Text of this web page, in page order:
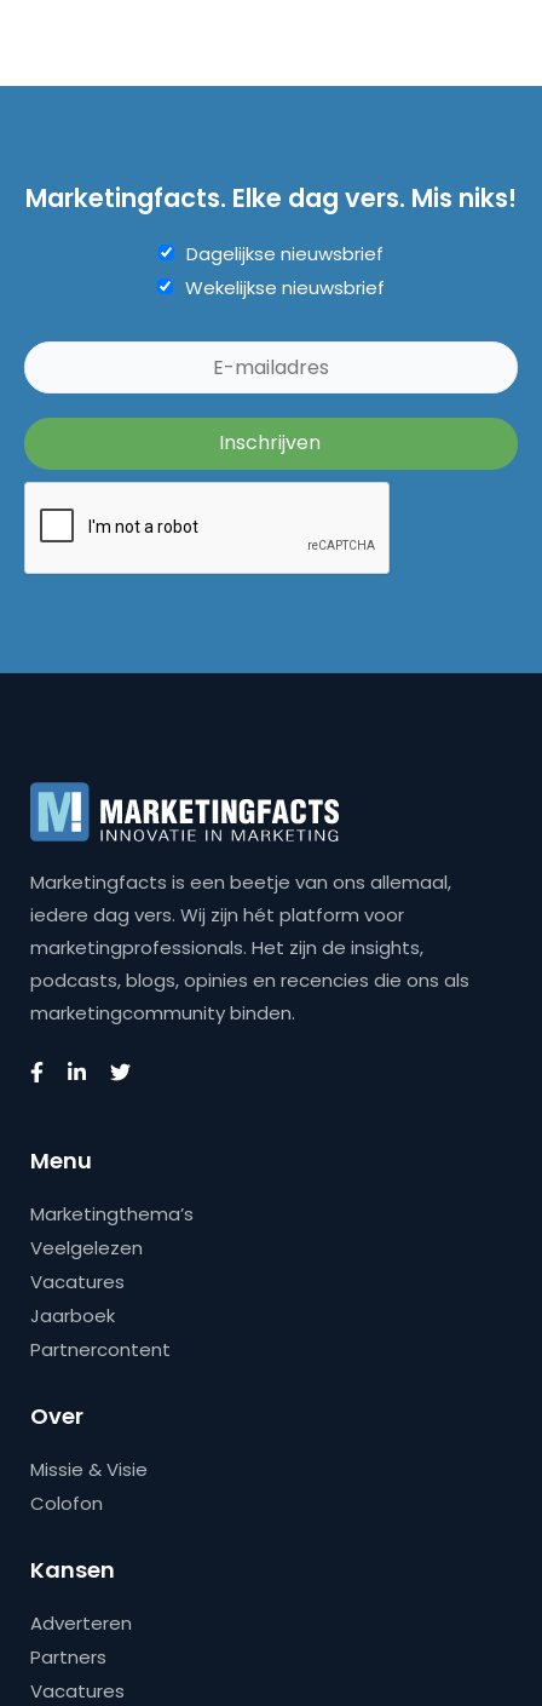
Marketingfacts. Elke dag vers. Mis niks!
Dagelijkse nieuwsbrief
Wekelijkse nieuwsbrief
Marketingfacts is een beetje van ons allemaal,
iedere dag vers. Wij zijn hét platform voor
marketingprofessionals. Het zijn de insights,
podcasts, blogs, opinies en recencies die ons als
marketingcommunity binden.
Menu
Marketingthema’s
Veelgelezen
Vacatures
Jaarboek
Partnercontent
Over
Missie & Visie
Colofon
Kansen
Adverteren
Partners
Vacatures